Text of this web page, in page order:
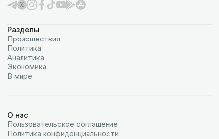
Разделы
Происшествия
Политика
Аналитика
Экономика
В мире
О нас
Пользовательское соглашение
Политика конфиденциальности